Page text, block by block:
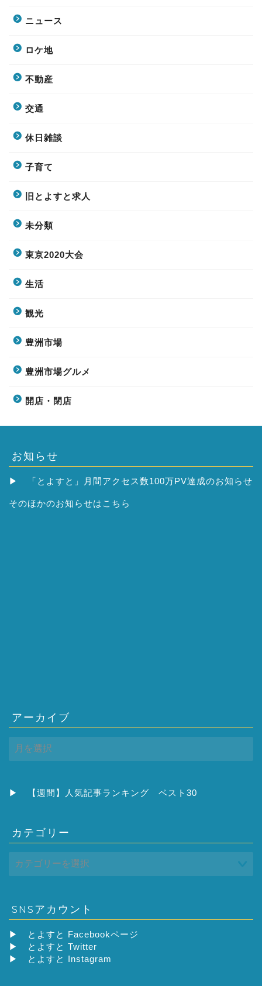
ニュース
ロケ地
不動産
交通
休日雑談
子育て
旧とよすと求人
未分類
東京2020大会
生活
観光
豊洲市場
豊洲市場グルメ
開店・閉店
お知らせ
▶ 「とよすと」月間アクセス数100万PV達成のお知らせ
そのほかのお知らせはこちら
アーカイブ
ー
ブ
▶ 【週間】人気記事ランキング ベスト30
カテゴリー
SNSアカウント
▶
とよすと Facebookページ
▶
とよすと Twitter
▶
とよすと Instagram